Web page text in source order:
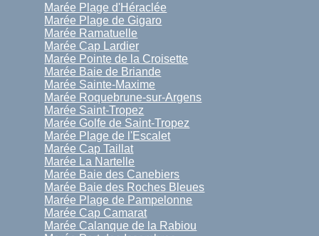
Marée Plage d'Héraclée
Marée Plage de Gigaro
Marée Ramatuelle
Marée Cap Lardier
Marée Pointe de la Croisette
Marée Baie de Briande
Marée Sainte-Maxime
Marée Roquebrune-sur-Argens
Marée Saint-Tropez
Marée Golfe de Saint-Tropez
Marée Plage de l'Escalet
Marée Cap Taillat
Marée La Nartelle
Marée Baie des Canebiers
Marée Baie des Roches Bleues
Marée Plage de Pampelonne
Marée Cap Camarat
Marée Calanque de la Rabiou